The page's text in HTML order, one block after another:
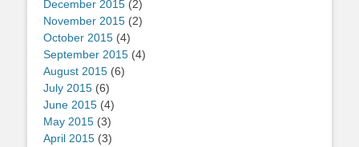
December 2015 (2)
November 2015 (2)
October 2015 (4)
September 2015 (4)
August 2015 (6)
July 2015 (6)
June 2015 (4)
May 2015 (3)
April 2015 (3)